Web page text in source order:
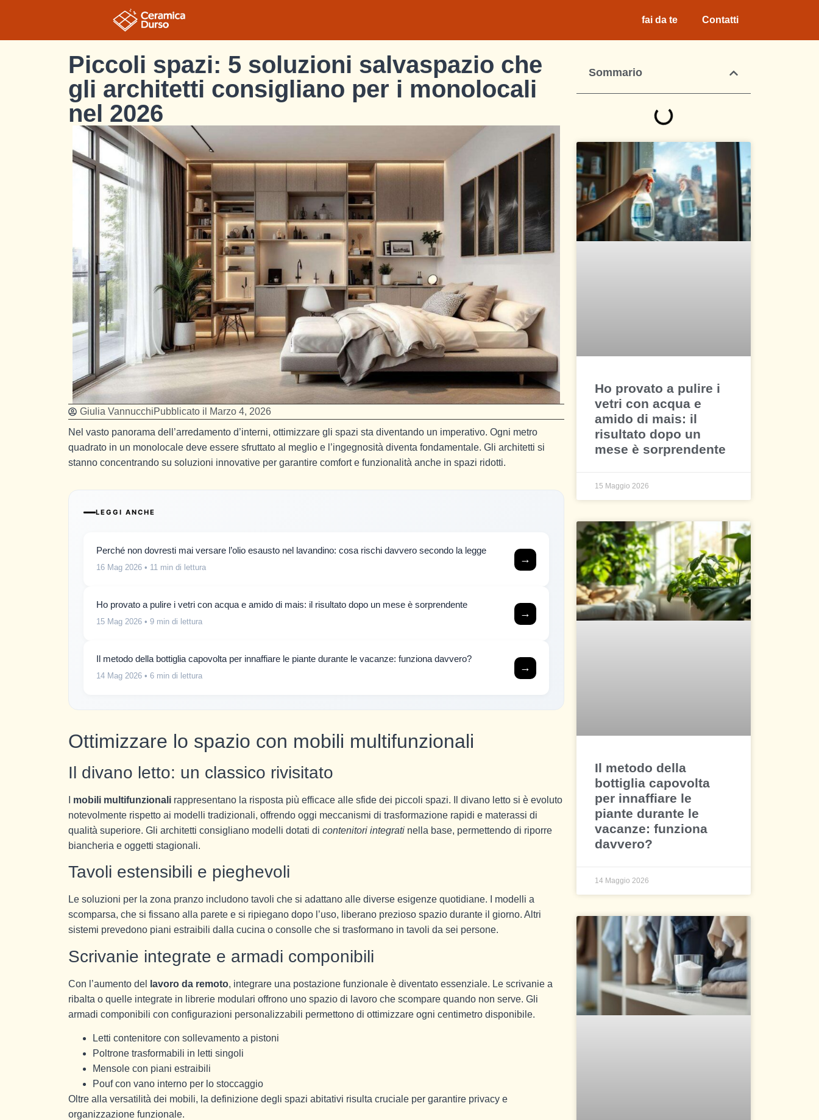
fai da te Contatti
Sommario
Ho provato a pulire i
vetri con acqua e
amido di mais: il
risultato dopo un
mese è sorprendente
15 Maggio 2026
Il metodo della
bottiglia capovolta
per innaffiare le
piante durante le
vacanze: funziona
davvero?
14 Maggio 2026
Piccoli spazi: 5 soluzioni salvaspazio che
gli architetti consigliano per i monolocali
nel 2026
Giulia VannucchiPubblicato il
Marzo 4, 2026
Nel vasto panorama dell’arredamento d’interni, ottimizzare gli spazi sta diventando un imperativo. Ogni metro
quadrato in un monolocale deve essere sfruttato al meglio e l’ingegnosità diventa fondamentale. Gli architetti si
stanno concentrando su soluzioni innovative per garantire comfort e funzionalità anche in spazi ridotti.
LEGGI ANCHE
Perché non dovresti mai versare l’olio esausto nel lavandino: cosa rischi davvero secondo la legge
16 Mag 2026 • 11 min di lettura
→
Ho provato a pulire i vetri con acqua e amido di mais: il risultato dopo un mese è sorprendente
15 Mag 2026 • 9 min di lettura
→
Il metodo della bottiglia capovolta per innaffiare le piante durante le vacanze: funziona davvero?
14 Mag 2026 • 6 min di lettura
→
Ottimizzare lo spazio con mobili multifunzionali
Il divano letto: un classico rivisitato
mobili multifunzionali rappresentano la risposta più efficace alle sfide dei piccoli spazi. Il divano letto si è evoluto
notevolmente rispetto ai modelli tradizionali, offrendo oggi meccanismi di trasformazione rapidi e materassi di
qualità superiore. Gli architetti consigliano modelli dotati di contenitori integrati nella base, permettendo di riporre
biancheria e oggetti stagionali.
Tavoli estensibili e pieghevoli
Le soluzioni per la zona pranzo includono tavoli che si adattano alle diverse esigenze quotidiane. I modelli a
scomparsa, che si fissano alla parete e si ripiegano dopo l’uso, liberano prezioso spazio durante il giorno. Altri
sistemi prevedono piani estraibili dalla cucina o consolle che si trasformano in tavoli da sei persone.
Scrivanie integrate e armadi componibili
Con l’aumento del lavoro da remoto, integrare una postazione funzionale è diventato essenziale. Le scrivanie a
ribalta o quelle integrate in librerie modulari offrono uno spazio di lavoro che scompare quando non serve. Gli
armadi componibili con configurazioni personalizzabili permettono di ottimizzare ogni centimetro disponibile.
Letti contenitore con sollevamento a pistoni
Poltrone trasformabili in letti singoli
Mensole con piani estraibili
Pouf con vano interno per lo stoccaggio
Oltre alla versatilità dei mobili, la definizione degli spazi abitativi risulta cruciale per garantire privacy e
organizzazione funzionale.